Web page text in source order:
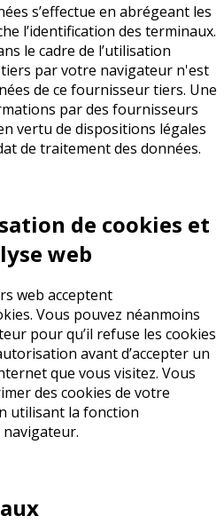
s’effectue en abrégeant les
l’identification des terminaux.
le cadre de l’utilisation
par votre navigateur n'est
de ce fournisseur tiers. Une
par des fournisseurs
vertu de dispositions légales
de traitement des données.
de cookies et
web
web acceptent
Vous pouvez néanmoins
pour qu’il refuse les cookies
avant d’accepter un
que vous visitez. Vous
des cookies de votre
utilisant la fonction